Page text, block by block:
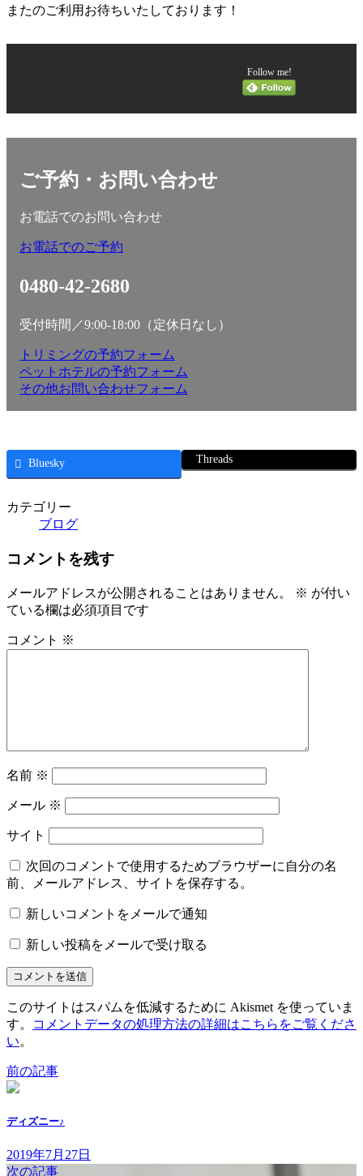
またのご利用お待ちいたしております！
Follow me!
ご予約・お問い合わせ
お電話でのお問い合わせ
お電話でのご予約
0480-42-2680
受付時間／9:00-18:00（定休日なし）
トリミングの予約フォーム
ペットホテルの予約フォーム
その他お問い合わせフォーム
Bluesky Threads
カテゴリー
ブログ
コメントを残す
メールアドレスが公開されることはありません。 ※ が付い
ている欄は必須項目です
コメント ※
名前 ※
メール ※
サイト
次回のコメントで使用するためブラウザーに自分の名
前、メールアドレス、サイトを保存する。
新しいコメントをメールで通知
新しい投稿をメールで受け取る
このサイトはスパムを低減するために Akismet を使っていま
す。
コメントデータの処理方法の詳細はこちらをご覧くださ
い。
前の記事
ディズニー♪
2019年7月27日
次の記事